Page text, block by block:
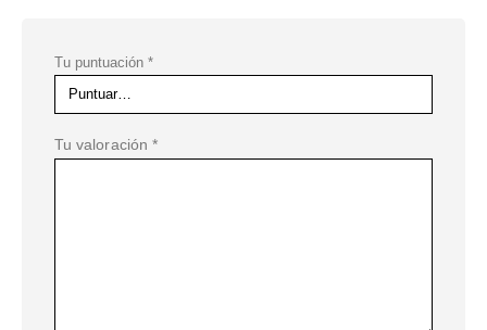
Tu puntuación *
Tu valoración *